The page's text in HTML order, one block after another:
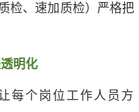
检、速加质检）严格把
明化
每个岗位工作人员方